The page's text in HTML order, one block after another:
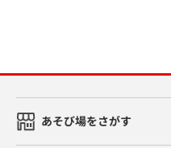
あそび場をさがす